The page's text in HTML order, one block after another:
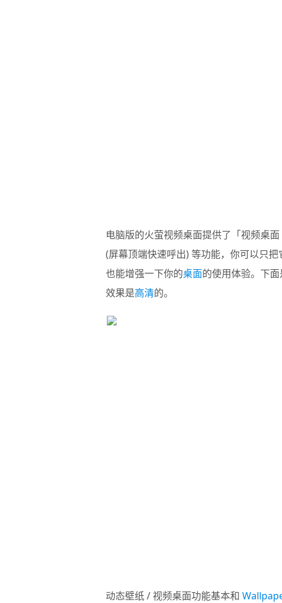
电脑版的火萤视频桌面提供了「视频桌
(屏幕顶端快速呼出) 等功能，你可以只
也能增强一下你的桌面的使用体验。下
效果是高清的。
动态壁纸 / 视频桌面功能基本和